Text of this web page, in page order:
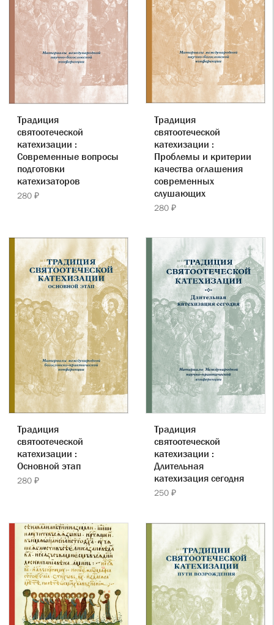
Традиция
святоотеческой
катехизации :
Современные вопросы
подготовки
катехизаторов
280 ₽
Традиция
святоотеческой
катехизации :
Проблемы и критерии
качества оглашения
современных
слушающих
280 ₽
Традиция
святоотеческой
катехизации :
Основной этап
280 ₽
Традиция
святоотеческой
катехизации :
Длительная
катехизация сегодня
250 ₽